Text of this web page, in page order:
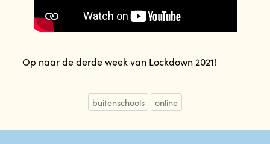
Op naar de derde week van Lockdown 2021!
buitenschools online